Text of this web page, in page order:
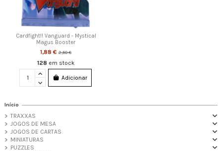
Cardfight!! Vanguard - Mystical
Magus Booster
1,88 €2,50 €
128 em stock
Adicionar
Início
TRAXXAS
JOGOS DE MESA
JOGOS DE CARTAS
MINIATURAS
PUZZLES